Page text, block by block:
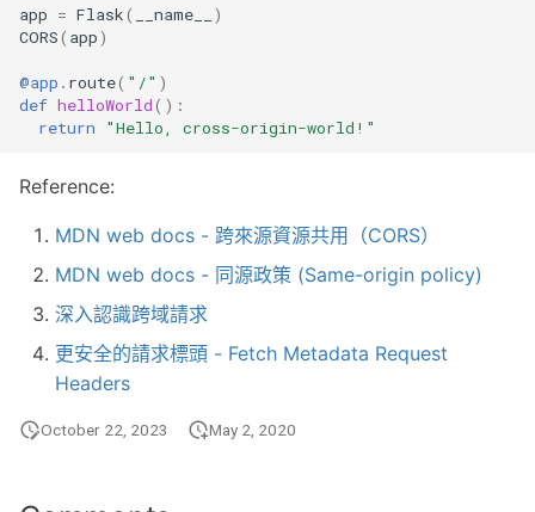
app = Flask( __name__
)
CORS( app)
@app . route( "/" )
def helloWorld():
return
"Hello, cross-origin-world!"
Reference:
MDN web docs - 跨來源資源共用（CORS）
MDN web docs - 同源政策 (Same-origin policy)
深入認識跨域請求
更安全的請求標頭 - Fetch Metadata Request
Headers
October 22, 2023 May 2, 2020